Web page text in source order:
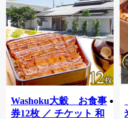
Washoku大穀 お食事
券12枚 ／ チケット 和